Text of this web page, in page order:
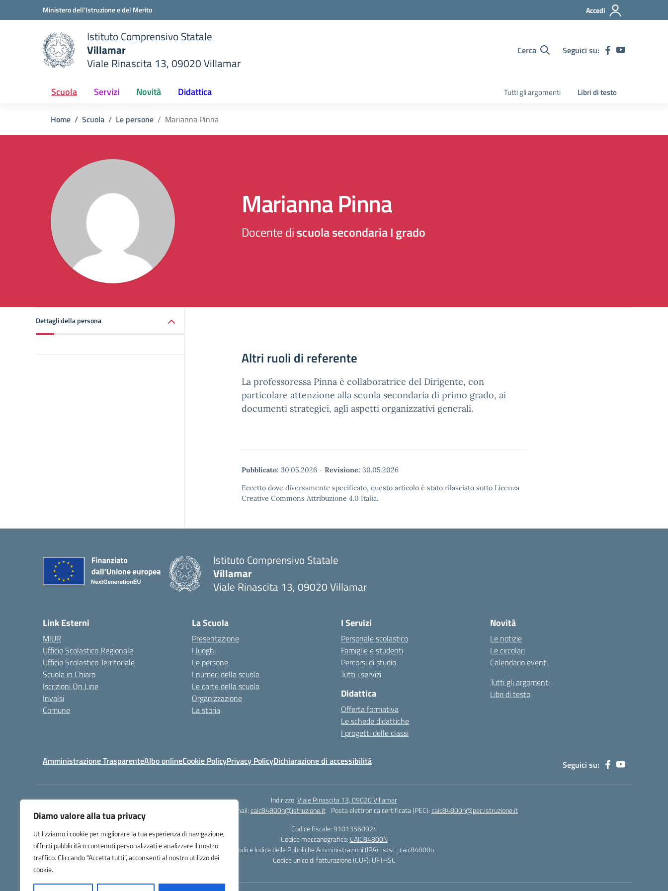
Diamo valore alla tua privacy
Utilizziamo i cookie per migliorare la tua esperienza di navigazione,
offrirti pubblicità o contenuti personalizzati e analizzare il nostro
traffico. Cliccando “Accetta tutti”, acconsenti al nostro utilizzo dei
cookie.
Vai ai contenuti
Vai al menu di navigazioneMinistero dell'Istruzione e del Merito Accedi
scuola
Istituto Comprensivo Statale
Villamar
Viale Rinascita 13, 09020 Villamar
Cerca Seguici su:
Scuola Servizi Novità Didattica Tutti gli argomenti Libri di testo
Home Scuola Le persone Marianna Pinna
Marianna Pinna
Docente discuola secondaria I grado
Dettagli della persona
Altri ruoli di referente
La professoressa Pinna è collaboratrice del Dirigente, con
particolare attenzione alla scuola secondaria di primo grado, ai
documenti strategici, agli aspetti organizzativi generali.
Pubblicato: 30.05.2026 - Revisione: 30.05.2026
Eccetto dove diversamente specificato, questo articolo è stato rilasciato sotto Licenza
Creative Commons Attribuzione 4.0 Italia.
Istituto Comprensivo Statale
Villamar
Viale Rinascita 13, 09020 Villamar
Link Esterni
MIUR
Ufficio Scolastico Regionale
Ufficio Scolastico Territoriale
Scuola in Chiaro
Iscrizioni On Line
Invalsi
Comune
La Scuola
Presentazione
I luoghi
Le persone
I numeri della scuola
Le carte della scuola
Organizzazione
La storia
I Servizi
Personale scolastico
Famiglie e studenti
Percorsi di studio
Tutti i servizi
Didattica
Offerta formativa
Le schede didattiche
I progetti delle classi
Novità
Le notizie
Le circolari
Calendario eventi
Tutti gli argomenti
Libri di testo
Amministrazione TrasparenteAlbo onlineCookie PolicyPrivacy PolicyDichiarazione di accessibilità Seguici su:
Indirizzo:Viale Rinascita 13, 09020 Villamar
Email:caic84800n@istruzione.it Posta elettronica certificata (PEC):caic84800n@pec.istruzione.it
Codice fiscale: 91013560924
Codice meccanografico: CAIC84800N
Codice Indice delle Pubbliche Amministrazioni (IPA): istsc_caic84800n
Codice unico di fatturazione (CUF): UFTHSC